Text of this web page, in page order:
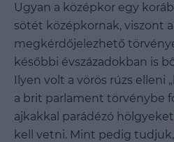
Ugyan a középkor egy
sötét középkornak, viszont
megkérdőjelezhető
későbbi évszázadokban is
Ilyen volt a vörös rúzs elleni
a brit parlament törvénybe
ajkakkal parádézó hölgyeket
kell vetni. Mint pedig